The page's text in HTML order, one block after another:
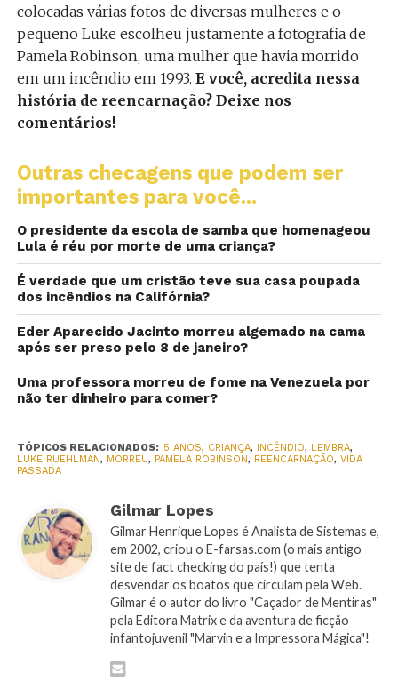
colocadas várias fotos de diversas mulheres e o
pequeno Luke escolheu justamente a fotografia de
Pamela Robinson, uma mulher que havia morrido
em um incêndio em 1993. E você, acredita nessa
história de reencarnação? Deixe nos
comentários!
Outras checagens que podem ser
importantes para você...
O presidente da escola de samba que homenageou
Lula é réu por morte de uma criança?
É verdade que um cristão teve sua casa poupada
dos incêndios na Califórnia?
Eder Aparecido Jacinto morreu algemado na cama
após ser preso pelo 8 de janeiro?
Uma professora morreu de fome na Venezuela por
não ter dinheiro para comer?
TÓPICOS RELACIONADOS: 5 ANOS, CRIANÇA, INCÊNDIO, LEMBRA,
LUKE RUEHLMAN, MORREU, PAMELA ROBINSON, REENCARNAÇÃO, VIDA
PASSADA
Gilmar Lopes
Gilmar Henrique Lopes é Analista de Sistemas e,
em 2002, criou o E-farsas.com (o mais antigo
site de fact checking do país!) que tenta
desvendar os boatos que circulam pela Web.
Gilmar é o autor do livro "Caçador de Mentiras"
pela Editora Matrix e da aventura de ficção
infantojuvenil "Marvin e a Impressora Mágica"!